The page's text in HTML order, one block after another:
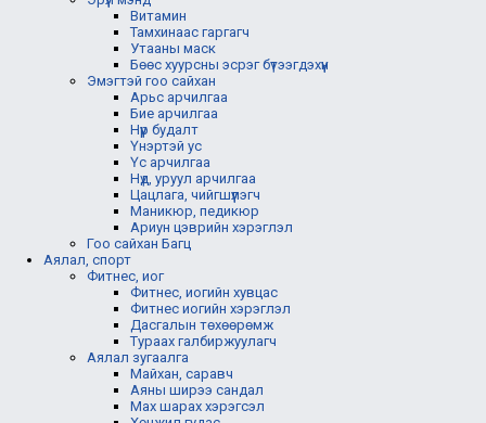
Витамин
Тамхинаас гаргагч
Утааны маск
Бөөс хуурсны эсрэг бүтээгдэхүүн
Эмэгтэй гоо сайхан
Арьс арчилгаа
Бие арчилгаа
Нүүр будалт
Үнэртэй ус
Үс арчилгаа
Нүд, уруул арчилгаа
Цацлага, чийгшүүлэгч
Маникюр, педикюр
Ариун цэврийн хэрэглэл
Гоо сайхан Багц
Аялал, спорт
Фитнес, иог
Фитнес, иогийн хувцас
Фитнес иогийн хэрэглэл
Дасгалын төхөөрөмж
Тураах галбиржуулагч
Аялал зугаалга
Майхан, саравч
Аяны ширээ сандал
Мах шарах хэрэгсэл